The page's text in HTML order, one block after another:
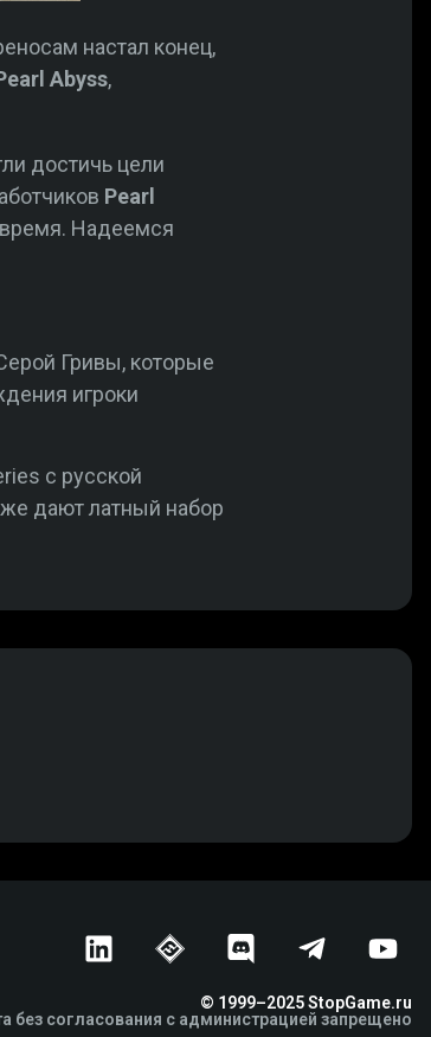
настал конец,
Abyss,
достичь цели
Pearl
Надеемся
Гривы, которые
игроки
с русской
дают латный набор
© 1999–2025 StopGame.ru
без согласования с администрацией запрещено